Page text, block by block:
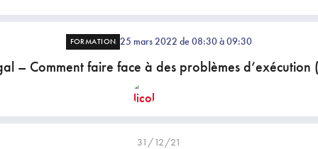
FORMATION 25 mars 2022 de 08:30 à 09:30
– Comment faire face à des problèmes d’exécution
31/12/21